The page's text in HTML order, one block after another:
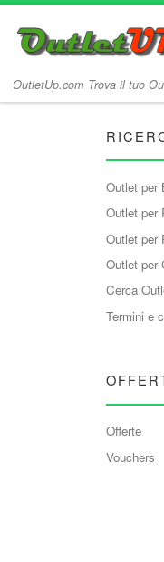
Passa al contenuto
OutletUp.com Trova il tuo
Outlet per
Outlet per
Outlet per
Outlet per
Cerca
Termini e
Offerte
Vouchers